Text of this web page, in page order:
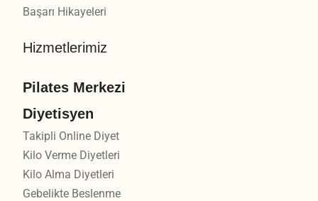
Başarı Hikayeleri
Hizmetlerimiz
Pilates Merkezi
Diyetisyen
Takipli Online Diyet
Kilo Verme Diyetleri
Kilo Alma Diyetleri
Gebelikte Beslenme